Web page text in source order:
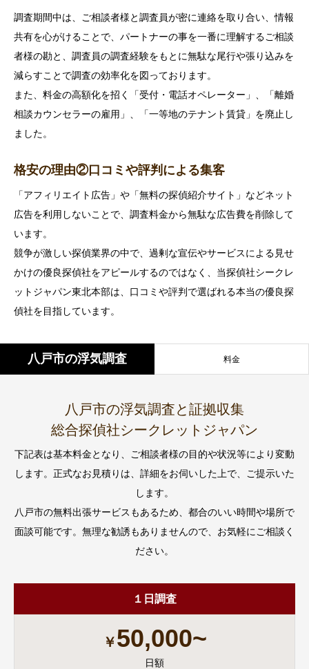
調査期間中は、ご相談者様と調査員が密に連絡を取り合い、情報
共有を心がけることで、パートナーの事を一番に理解するご相談
者様の勘と、調査員の調査経験をもとに無駄な尾行や張り込みを
減らすことで調査の効率化を図っております。
また、料金の高額化を招く「受付・電話オペレーター」、「離婚
相談カウンセラーの雇用」、「一等地のテナント賃貸」を廃止し
ました。
格安の理由②口コミや評判による集客
「アフィリエイト広告」や「無料の探偵紹介サイト」などネット
広告を利用しないことで、調査料金から無駄な広告費を削除して
います。
競争が激しい探偵業界の中で、過剰な宣伝やサービスによる見せ
かけの優良探偵社をアピールするのではなく、当探偵社シークレ
ットジャパン東北本部は、口コミや評判で選ばれる本当の優良探
偵社を目指しています。
八戸市の浮気調査 料金
八戸市の浮気調査と証拠収集
総合探偵社シークレットジャパン
下記表は基本料金となり、ご相談者様の目的や状況等により変動
します。正式なお見積りは、詳細をお伺いした上で、ご提示いた
します。
八戸市の無料出張サービスもあるため、都合のいい時間や場所で
面談可能です。無理な勧誘もありませんので、お気軽にご相談く
ださい。
１日調査
￥50,000~
日額